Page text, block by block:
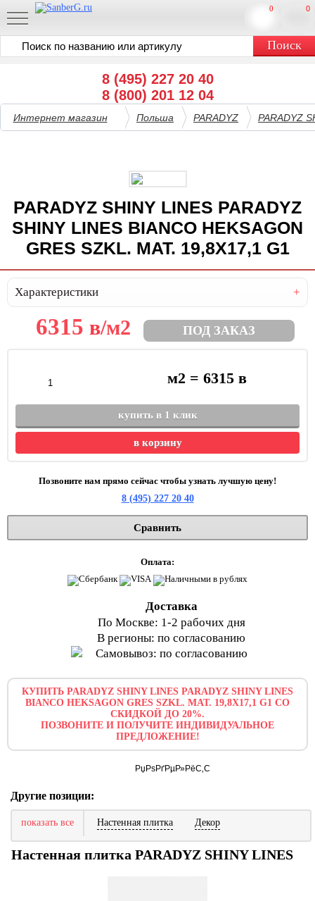
8 (495) 227 20 40
8 (800) 201 12 04
0
0
Интернет магазин Польша PARADYZ PARADYZ
PARADYZ SHINY LINES PARADYZ
SHINY LINES BIANCO HEKSAGON
GRES SZKL. MAT. 19,8X17,1 G1
Характеристики
6315 в/м2 ПОД ЗАКАЗ
м2 =6315 в
купить в 1 клик
в корзину
Позвоните нам прямо сейчас чтобы узнать лучшую цену!
8 (495) 227 20 40
Сравнить
Оплата:
Доставка
По Москве: 1-2 рабочих дня
В регионы: по согласованию
Самовывоз: по согласованию
КУПИТЬ PARADYZ SHINY LINES PARADYZ SHINY LINES
BIANCO HEKSAGON GRES SZKL. MAT. 19,8X17,1 G1 СО
СКИДКОЙ ДО 20%.
ПОЗВОНИТЕ И ПОЛУЧИТЕ ИНДИВИДУАЛЬНОЕ
ПРЕДЛОЖЕНИЕ!
Другие позиции:
показать все Настенная плитка Декор
Настенная плитка PARADYZ SHINY LINES